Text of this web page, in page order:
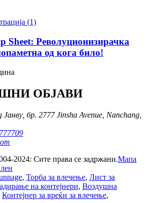
Sheet: Револуционизирачка
од кога било!
ОБЈАВИ
бр. 2777 Jinsha Avenue, Nanchang,
2024: Сите права се задржани.Мапа
, Торба за влечење, Лист за
на контејнери, Воздушна
Контејнер за вреќи за влечење,